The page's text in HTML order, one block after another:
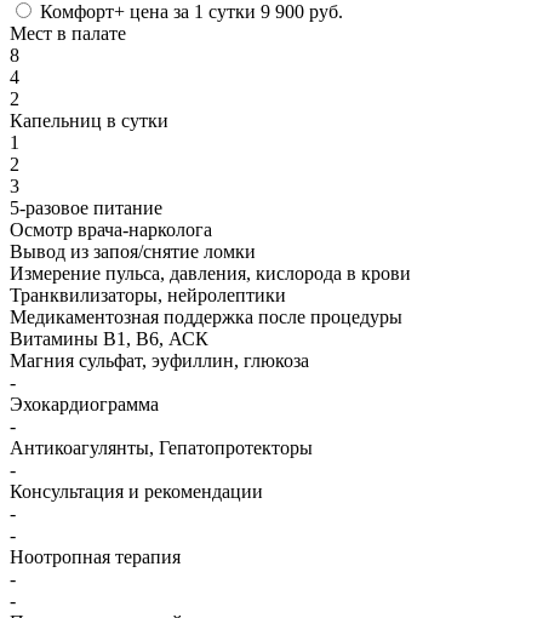
Комфорт+ цена за 1 сутки 9 900 руб.
Мест в палате
8
4
2
Капельниц в сутки
1
2
3
5-разовое питание
Осмотр врача-нарколога
Вывод из запоя/снятие ломки
Измерение пульса, давления, кислорода в крови
Транквилизаторы, нейролептики
Медикаментозная поддержка после процедуры
Витамины B1, B6, АСК
Магния сульфат, эуфиллин, глюкоза
-
Эхокардиограмма
-
Антикоагулянты, Гепатопротекторы
-
Консультация и рекомендации
-
-
Ноотропная терапия
-
-